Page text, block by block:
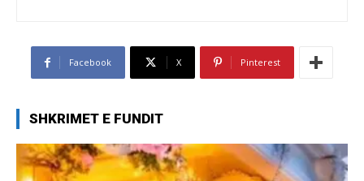
Facebook X Pinterest
SHKRIMET E FUNDIT